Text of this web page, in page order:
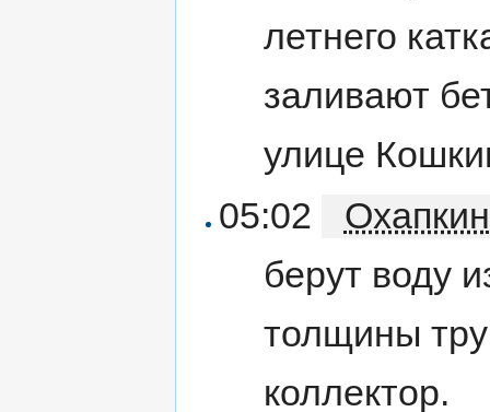
летнего
заливают
улице
05:02
Охапкин
берут воду
толщины
коллектор.